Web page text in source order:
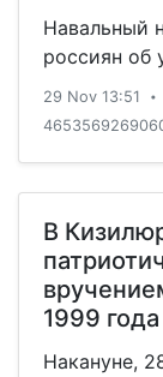
Навальный
россиян об
29 Nov 13:51 •
В
1999 года
Накануне,